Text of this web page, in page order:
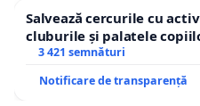
Salvează cercurile cu
cluburile și palatele
3 421 semnături
Notificare de transparență